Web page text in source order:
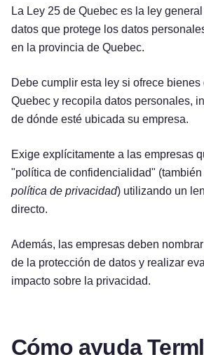
La Ley 25 de Quebec es la ley
datos que protege los datos
en la provincia de Quebec.
Debe cumplir esta ley si ofrece bienes
Quebec y recopila datos personales,
de dónde esté ubicada su empresa.
Exige explícitamente a las empresas
"política de confidencialidad"
política de privacidad) utilizando un
directo.
Además, las empresas deben
de la protección de datos y realizar
impacto sobre la privacidad.
Cómo ayuda